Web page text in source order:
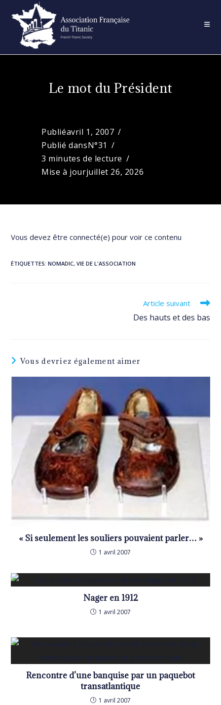
content
Le mot du Président
Publiéavril 1, 2007
Publié dansN°31
3 minutes de lecture
Mise à jourjuillet 26, 2026
Vous devez être connecté(e) pour voir ce contenu
ÉTIQUETTES:NOMADIC, VIE DE L'ASSOCIATION
Article suivant
Des hauts et des bas
Vous devriez également aimer
« Si seulement les souliers pouvaient parler… »
1 avril 2007
Nager en 1912
1 avril 2007
Rencontre d’une banquise par un paquebot
transatlantique
1 avril 2007